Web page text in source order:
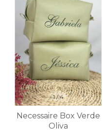
1/4
Necessaire Box Verde
Oliva